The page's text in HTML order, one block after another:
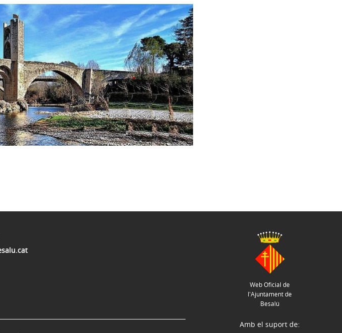
Web Oficial de
l'Ajuntament de
Besalú
Amb el suport de: